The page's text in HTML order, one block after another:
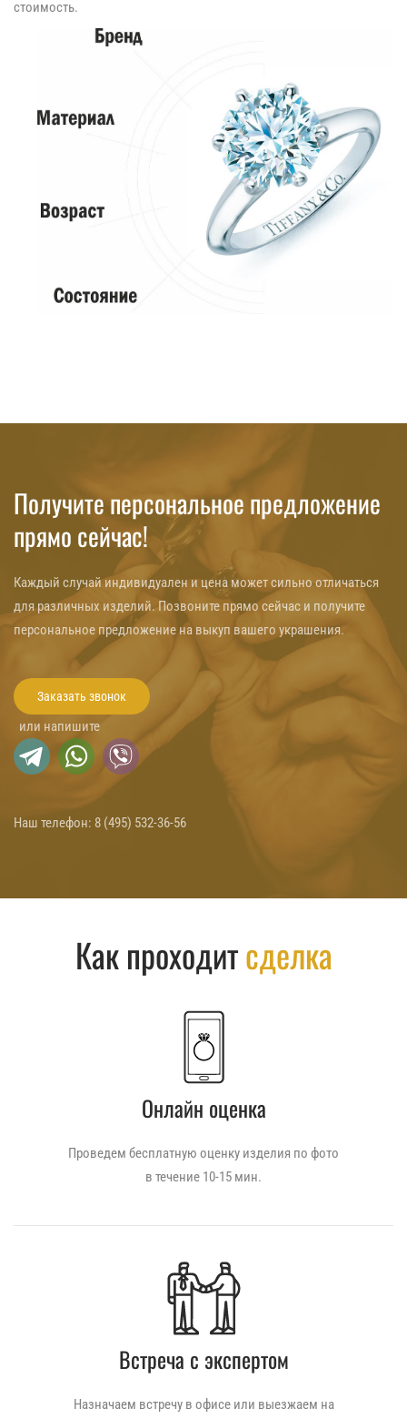
стоимость.
Получите персональное предложение
прямо сейчас!
Каждый случай индивидуален и цена может сильно отличаться
для различных изделий. Позвоните прямо сейчас и получите
персональное предложение на выкуп вашего украшения.
Заказать звонок
или напишите
Наш телефон: 8 (495) 532-36-56
Как проходитсделка
Онлайн оценка
Проведем бесплатную оценку изделия по фото
в течение 10-15 мин.
Встреча с экспертом
Назначаем встречу в офисе или выезжаем на